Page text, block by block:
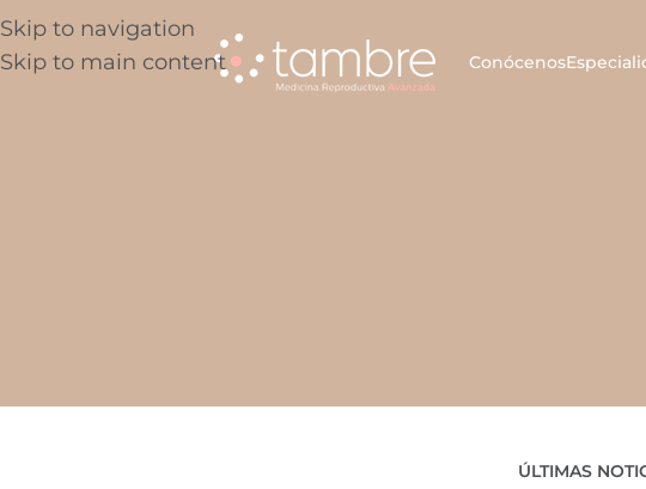
Skip to navigation
Skip to main content
Conócenos
ÚLTIMAS